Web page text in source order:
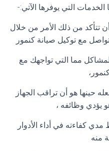
التي يوفرها الآتي:-
تتأكد من ذلك الأمر من خلال
مع توكيل صيانة كنمور
مما التي تواجهك مع
حينها هو أن تراقب الجهاز
يؤدي وظائفه ،
كفاءته في أداء الأدوار
منه